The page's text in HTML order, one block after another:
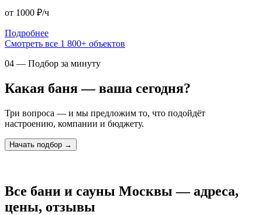
от 1000 ₽/ч
Подробнее
Смотреть все 1 800+ объектов
04 — Подбор за минуту
Какая баня — ваша сегодня?
Три вопроса — и мы предложим то, что подойдёт
настроению, компании и бюджету.
Начать подбор →
Все бани и сауны Москвы — адреса,
цены, отзывы